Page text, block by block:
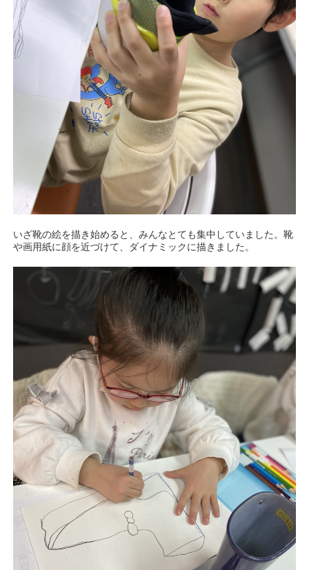
いざ靴の絵を描き始めると、みんなとても集中していました。靴
や画用紙に顔を近づけて、ダイナミックに描きました。